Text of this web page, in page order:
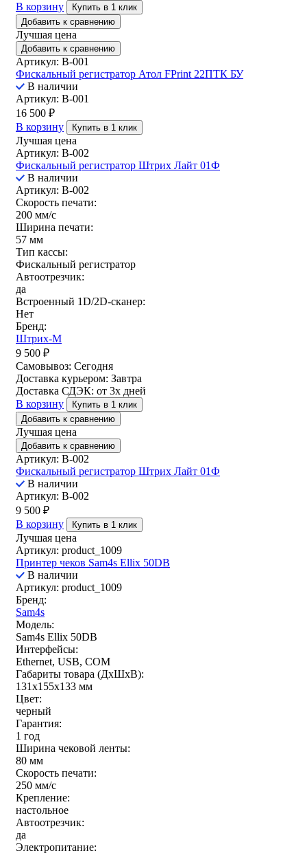
В корзину
Купить в 1 клик
Добавить к сравнению
Лучшая цена
Добавить к сравнению
Артикул: B-001
Фискальный регистратор Атол FPrint 22ПТК БУ
В наличии
Артикул: B-001
16 500 ₽
В корзину
Купить в 1 клик
Лучшая цена
Артикул: B-002
Фискальный регистратор Штрих Лайт 01Ф
В наличии
Артикул: B-002
Скорость печати:
200 мм/с
Ширина печати:
57 мм
Тип кассы:
Фискальный регистратор
Автоотрезчик:
да
Встроенный 1D/2D-сканер:
Нет
Бренд:
Штрих-М
9 500 ₽
Самовывоз: Сегодня
Доставка курьером: Завтра
Доставка СДЭК: от 3х дней
В корзину
Купить в 1 клик
Добавить к сравнению
Лучшая цена
Добавить к сравнению
Артикул: B-002
Фискальный регистратор Штрих Лайт 01Ф
В наличии
Артикул: B-002
9 500 ₽
В корзину
Купить в 1 клик
Лучшая цена
Артикул: product_1009
Принтер чеков Sam4s Ellix 50DB
В наличии
Артикул: product_1009
Бренд:
Sam4s
Модель:
Sam4s Ellix 50DB
Интерфейсы:
Ethernet, USB, COM
Габариты товара (ДxШxВ):
131x155x133 мм
Цвет:
черный
Гарантия:
1 год
Ширина чековой ленты:
80 мм
Скорость печати:
250 мм/c
Крепление:
настольное
Автоотрезчик:
да
Электропитание: